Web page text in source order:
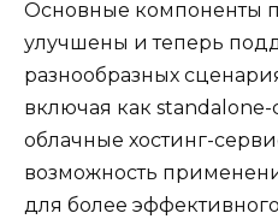
Основные компоненты
улучшены и теперь
разнообразных
включая как standalone-
облачные хостинг-
возможность
для более